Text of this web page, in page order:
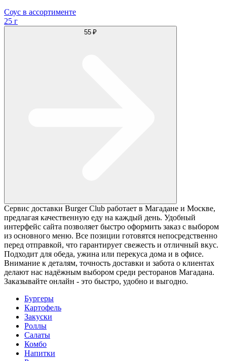
Соус в ассортименте
25 г
55 ₽
Сервис доставки Burger Club работает в Магадане и Москве,
предлагая качественную еду на каждый день. Удобный
интерфейс сайта позволяет быстро оформить заказ с выбором
из основного меню. Все позиции готовятся непосредственно
перед отправкой, что гарантирует свежесть и отличный вкус.
Подходит для обеда, ужина или перекуса дома и в офисе.
Внимание к деталям, точность доставки и забота о клиентах
делают нас надёжным выбором среди ресторанов Магадана.
Заказывайте онлайн - это быстро, удобно и выгодно.
Бургеры
Картофель
Закуски
Роллы
Салаты
Комбо
Напитки